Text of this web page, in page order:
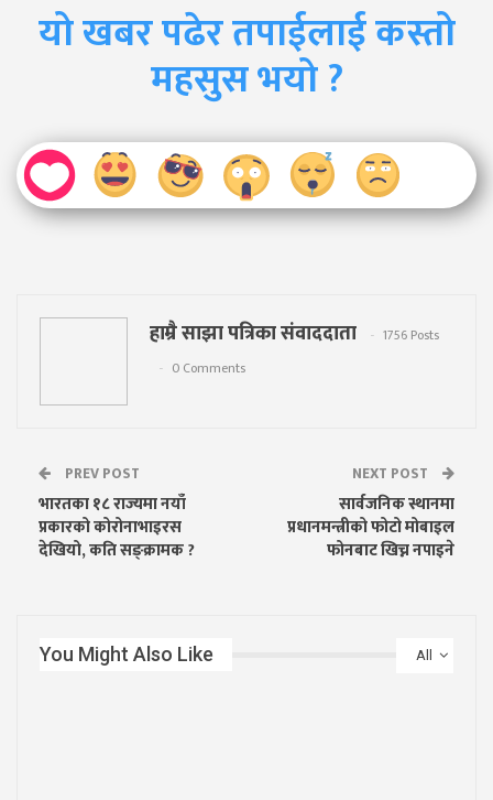
यो खबर पढेर तपाईलाई कस्तो
महसुस भयो ?
हाम्रै साझा पत्रिका संवाददाता
1756 Posts
0 Comments
PREV POST
भारतका १८ राज्यमा नयाँ
प्रकारको कोरोनाभाइरस
देखियो, कति सङ्क्रामक ?
NEXT POST
सार्वजनिक स्थानमा
प्रधानमन्त्रीको फोटो मोबाइल
फोनबाट खिच्न नपाइने
All
You Might Also Like